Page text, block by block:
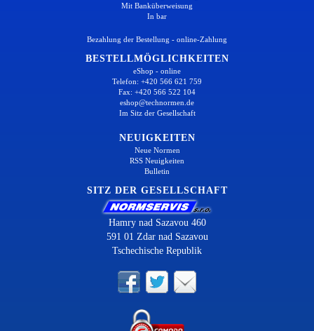
Mit Banküberweisung
In bar
Bezahlung der Bestellung - online-Zahlung
BESTELLMÖGLICHKEITEN
eShop - online
Telefon: +420 566 621 759
Fax: +420 566 522 104
eshop@technormen.de
Im Sitz der Gesellschaft
NEUIGKEITEN
Neue Normen
RSS Neuigkeiten
Bulletin
SITZ DER GESELLSCHAFT
Hamry nad Sazavou 460
591 01 Zdar nad Sazavou
Tschechische Republik